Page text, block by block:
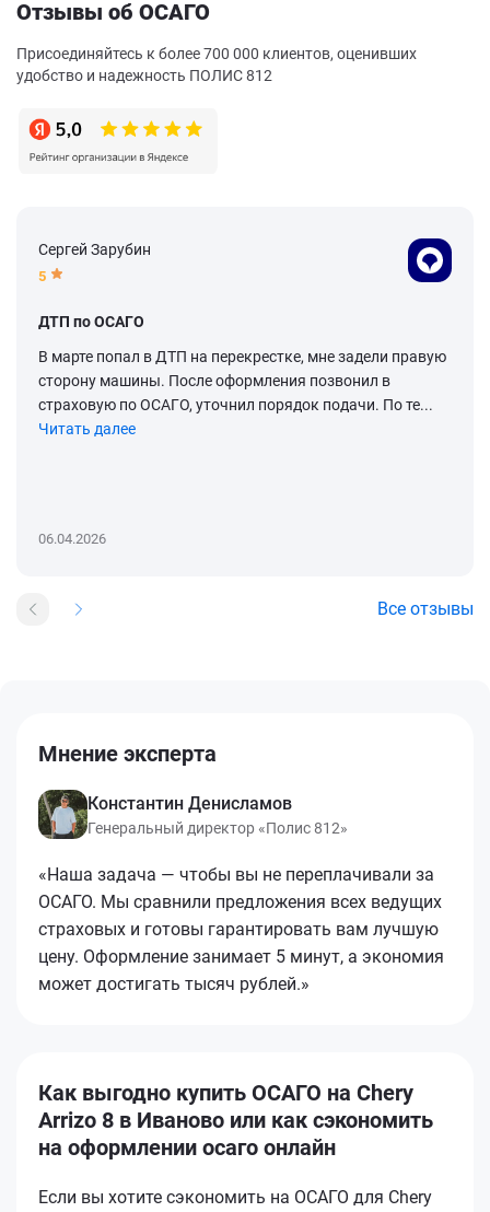
Отзывы об ОСАГО
Присоединяйтесь к более 700 000 клиентов, оценивших
удобство и надежность ПОЛИС 812
Сергей Зарубин
5
ДТП по ОСАГО
В марте попал в ДТП на перекрестке, мне задели правую
сторону машины. После оформления позвонил в
страховую по ОСАГО, уточнил порядок подачи. По те...
Читать далее
06.04.2026
Все отзывы
Мнение эксперта
Константин Денисламов
Генеральный директор «Полис 812»
«Наша задача — чтобы вы не переплачивали за
ОСАГО. Мы сравнили предложения всех ведущих
страховых и готовы гарантировать вам лучшую
цену. Оформление занимает 5 минут, а экономия
может достигать тысяч рублей.»
Как выгодно купить ОСАГО на Chery
Arrizo 8 в Иваново или как сэкономить
на оформлении осаго онлайн
Если вы хотите сэкономить на ОСАГО для Chery